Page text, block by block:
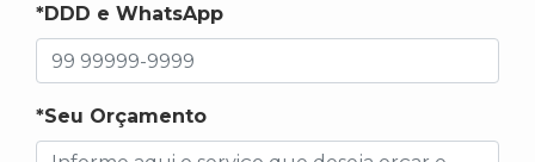
*DDD e WhatsApp
*Seu Orçamento